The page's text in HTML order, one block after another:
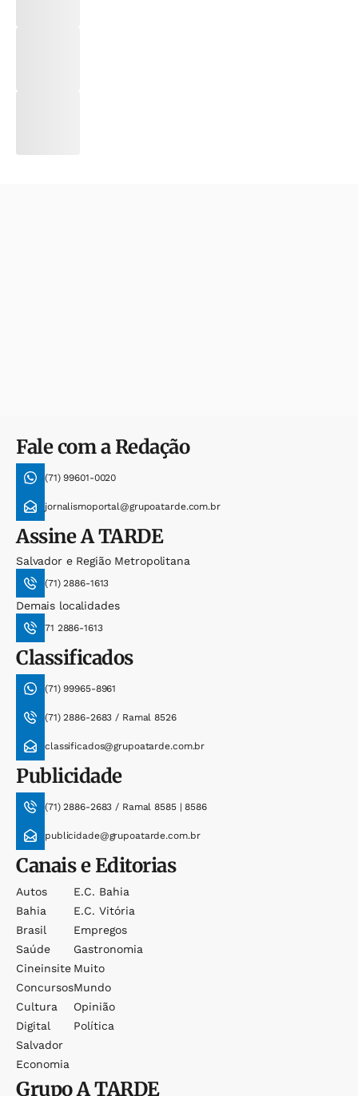
Fale com a Redação
(71) 99601-0020
jornalismoportal@grupoatarde.com.br
AssineA TARDE
Salvador e Região Metropolitana
(71) 2886-1613
Demais localidades
71 2886-1613
Classificados
(71) 99965-8961
(71) 2886-2683 / Ramal 8526
classificados@grupoatarde.com.br
Publicidade
(71) 2886-2683 / Ramal 8585 | 8586
publicidade@grupoatarde.com.br
Canais e Editorias
Autos
Bahia
Brasil
Saúde
Cineinsite
Concursos
Cultura
Digital
Salvador
Economia
E.c. Bahia
E.c. Vitória
Empregos
Gastronomia
Muito
Mundo
Opinião
Política
GrupoA TARDE